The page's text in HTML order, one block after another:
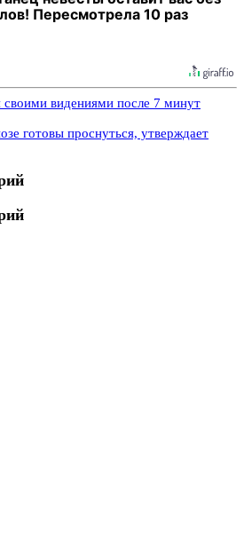
Пересмотрела 10 раз
видениями после 7 минут
готовы проснуться, утверждает